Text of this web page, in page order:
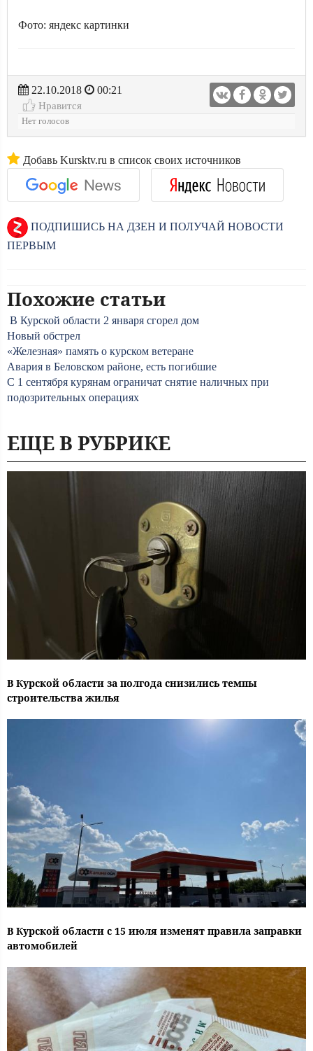
Фото: яндекс картинки
22.10.2018
00:21
Нравится
Нет голосов
Добавь Kursktv.ru в список своих источников
ПОДПИШИСЬ НА ДЗЕН И ПОЛУЧАЙ НОВОСТИ
ПЕРВЫМ
Похожие статьи
В Курской области 2 января сгорел дом
Новый обстрел
«Железная» память о курском ветеране
Авария в Беловском районе, есть погибшие
С 1 сентября курянам ограничат снятие наличных при
подозрительных операциях
ЕЩЕ В РУБРИКЕ
В Курской области за полгода снизились темпы
строительства жилья
В Курской области с 15 июля изменят правила заправки
автомобилей